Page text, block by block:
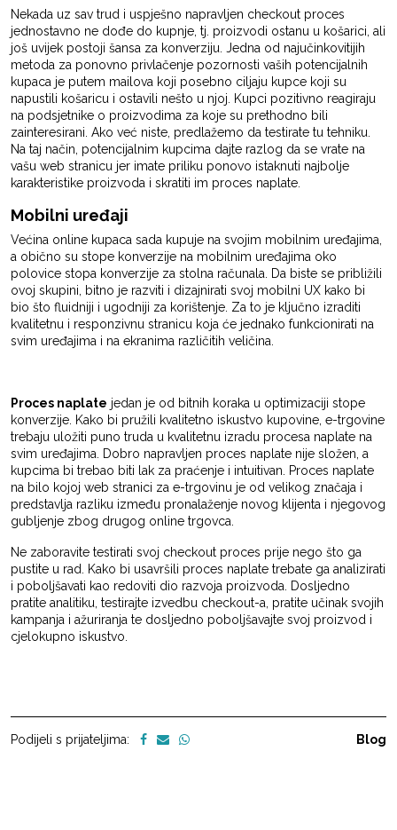
Nekada uz sav trud i uspješno napravljen checkout proces
jednostavno ne dođe do kupnje, tj. proizvodi ostanu u košarici, ali
još uvijek postoji šansa za konverziju. Jedna od najučinkovitijih
metoda za ponovno privlačenje pozornosti vaših potencijalnih
kupaca je putem mailova koji posebno ciljaju kupce koji su
napustili košaricu i ostavili nešto u njoj. Kupci pozitivno reagiraju
na podsjetnike o proizvodima za koje su prethodno bili
zainteresirani. Ako već niste, predlažemo da testirate tu tehniku.
Na taj način, potencijalnim kupcima dajte razlog da se vrate na
vašu web stranicu jer imate priliku ponovo istaknuti najbolje
karakteristike proizvoda i skratiti im proces naplate.
Mobilni uređaji
Većina online kupaca sada kupuje na svojim mobilnim uređajima,
a obično su stope konverzije na mobilnim uređajima oko
polovice stopa konverzije za stolna računala. Da biste se približili
ovoj skupini, bitno je razviti i dizajnirati svoj mobilni UX kako bi
bio što fluidniji i ugodniji za korištenje. Za to je ključno izraditi
kvalitetnu i responzivnu stranicu koja će jednako funkcionirati na
svim uređajima i na ekranima različitih veličina.
Proces naplate jedan je od bitnih koraka u optimizaciji stope
konverzije. Kako bi pružili kvalitetno iskustvo kupovine, e-trgovine
trebaju uložiti puno truda u kvalitetnu izradu procesa naplate na
svim uređajima. Dobro napravljen proces naplate nije složen, a
kupcima bi trebao biti lak za praćenje i intuitivan. Proces naplate
na bilo kojoj web stranici za e-trgovinu je od velikog značaja i
predstavlja razliku između pronalaženje novog klijenta i njegovog
gubljenje zbog drugog online trgovca.
Ne zaboravite testirati svoj checkout proces prije nego što ga
pustite u rad. Kako bi usavršili proces naplate trebate ga analizirati
i poboljšavati kao redoviti dio razvoja proizvoda. Dosljedno
pratite analitiku, testirajte izvedbu checkout-a, pratite učinak svojih
kampanja i ažuriranja te dosljedno poboljšavajte svoj proizvod i
cjelokupno iskustvo.
Podijeli s prijateljima: Blog